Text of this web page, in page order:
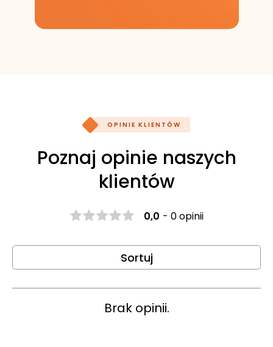
OPINIE KLIENTÓW
Poznaj opinie naszych
klientów
0,0 -0 opinii
Sortuj
Brak opinii.